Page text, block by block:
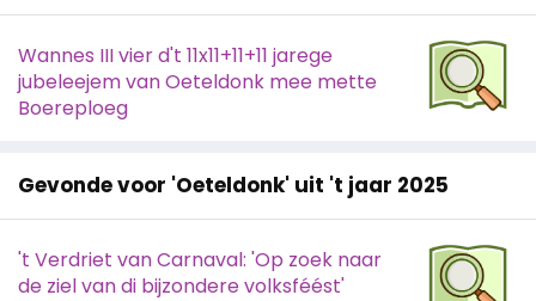
Wannes III vier d't 11x11+11+11 jarege
jubeleejem van Oeteldonk mee mette
Boereploeg
Gevonde voor 'Oeteldonk' uit 't jaar 2025
't Verdriet van Carnaval: 'Op zoek naar
de ziel van di bijzondere volksféést'